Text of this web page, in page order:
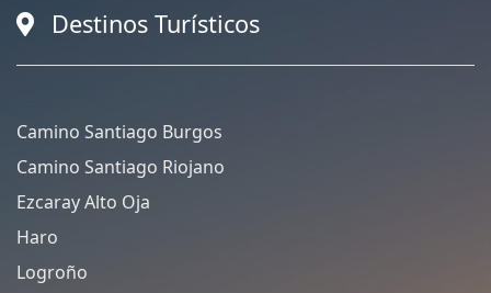
Destinos Turísticos
Camino Santiago Burgos
Camino Santiago Riojano
Ezcaray Alto Oja
Haro
Logroño